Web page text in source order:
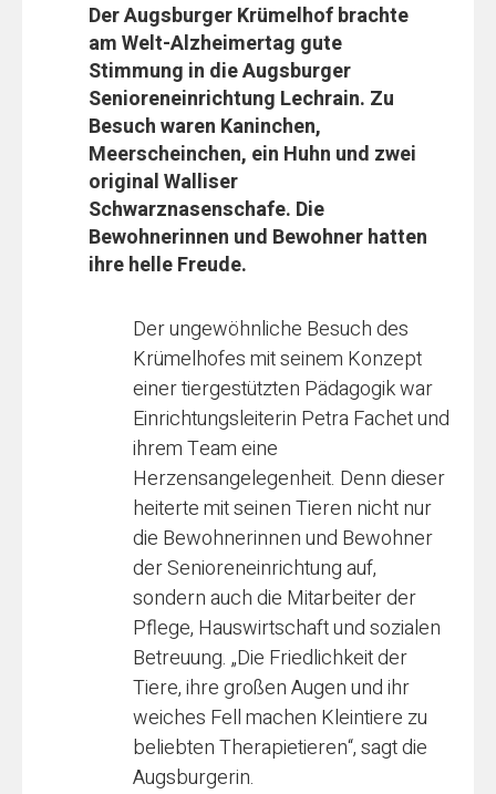
Der Augsburger Krümelhof brachte
am Welt-Alzheimertag gute
Stimmung in die Augsburger
Senioreneinrichtung Lechrain. Zu
Besuch waren Kaninchen,
Meerscheinchen, ein Huhn und zwei
original Walliser
Schwarznasenschafe. Die
Bewohnerinnen und Bewohner hatten
ihre helle Freude.
Der ungewöhnliche Besuch des
Krümelhofes mit seinem Konzept
einer tiergestützten Pädagogik war
Einrichtungsleiterin Petra Fachet und
ihrem Team eine
Herzensangelegenheit. Denn dieser
heiterte mit seinen Tieren nicht nur
die Bewohnerinnen und Bewohner
der Senioreneinrichtung auf,
sondern auch die Mitarbeiter der
Pflege, Hauswirtschaft und sozialen
Betreuung. „Die Friedlichkeit der
Tiere, ihre großen Augen und ihr
weiches Fell machen Kleintiere zu
beliebten Therapietieren“, sagt die
Augsburgerin.